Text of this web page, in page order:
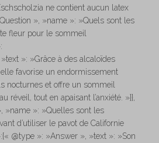
ne contient aucun latex
», »name »: »Quels sont les
fleur pour le sommeil
»: »Grâce à des alcaloïdes
favorise un endormissement
nocturnes et offre un sommeil
réveil, tout en apaisant l’anxiété. »}},
»name »: »Quelles sont les
d’utiliser le pavot de Californie
@type »: »Answer », »text »: »Son